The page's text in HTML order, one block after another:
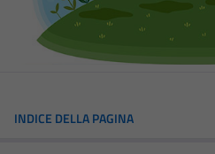
INDICE DELLA PAGINA